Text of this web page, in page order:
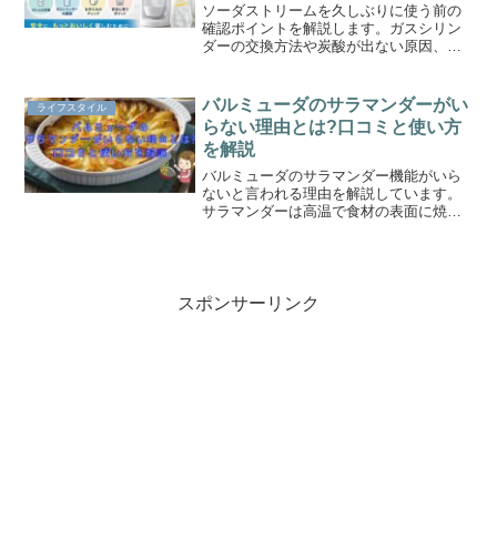
ソーダストリームを久しぶりに使う前の
確認ポイントを解説します。ガスシリン
ダーの交換方法や炭酸が出ない原因、ボ
はぜひ参考にしてください。
ライフスタイル
バルミューダのサラマンダーがい
らない理由とは?口コミと使い方
を解説
バルミューダのサラマンダー機能がいら
ないと言われる理由を解説しています。
サラマンダーは高温で食材の表面に焼き
スポンサーリンク